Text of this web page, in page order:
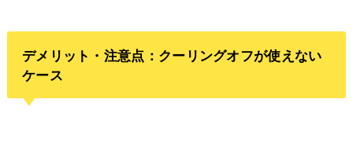
デメリット・注意点：クーリングオフが使えない
ケース